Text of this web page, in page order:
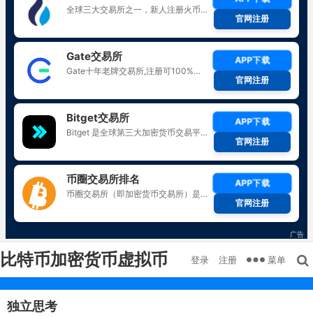
比特币加密货币虚拟币 登录 注册 菜单
独立思考